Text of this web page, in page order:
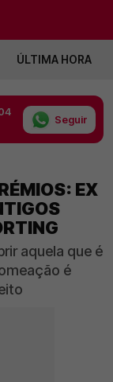
ÚLTIMA HORA
Seguir
EX
aquela que é
é